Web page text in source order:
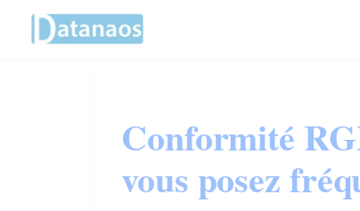
Conformité
vous posez
Panneau de gestion des cookies